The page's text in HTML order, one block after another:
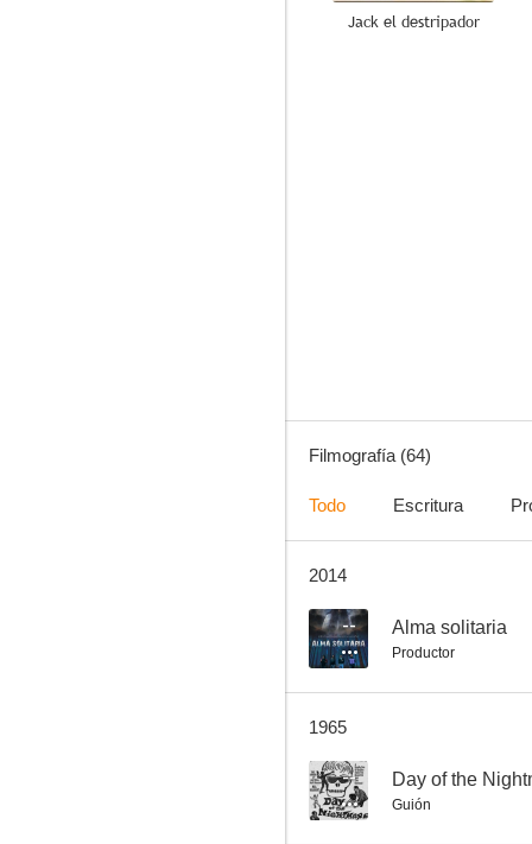
Jack el destripador
Forajidos en Carson City
--
Filmografía (64)
Todo Escritura
2014
-- Alma solitaria
Productor
1965
-- Day of the
Guión